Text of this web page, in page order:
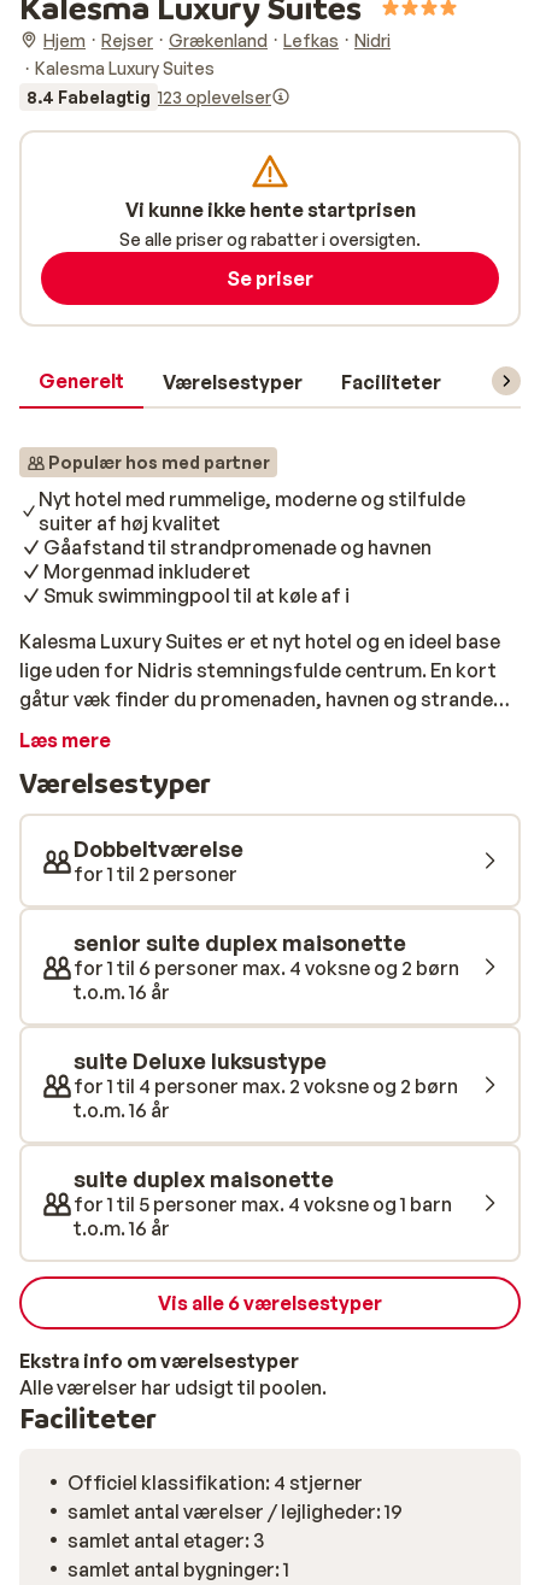
Hjem Rejser Grækenland Lefkas
Nidri
Kalesma Luxury Suites
8.4 Fabelagtig 123 oplevelser
Generelt Værelsestyper Faciliteter
Populær hos med partner
Nyt hotel med rummelige, moderne og stilfulde
suiter af høj kvalitet
Gåafstand til strandpromenade og havnen
Morgenmad inkluderet
Smuk swimmingpool til at køle af i
Kalesma Luxury Suites er et nyt hotel og en ideel base
lige uden for Nidris stemningsfulde centrum. En kort
gåtur væk finder du promenaden, havnen og stranden;
Perfekt til en afslappende dag ude. De rummelige,
komfort og bekvemmelighed til et ubekymret ophold.
Din dag starter godt med en lækker morgenmad, og
ejeren Katerina og hendes team er klar til at byde dig
velkommen med deres personlige, græske gæstfrihed.
Har du en lejebil? Intet problem, der er masser af
parkeringspladser. Mellem udflugterne er poolen det
perfekte sted at køle af, mens du nyder en
forfriskende drink i den hyggelige poolbar.
Læs mere
Værelsestyper
Dobbeltværelse
for 1 til 2 personer
senior suite duplex maisonette
for 1 til 6 personer max. 4 voksne og 2 børn
t.o.m. 16 år
suite Deluxe luksustype
for 1 til 4 personer max. 2 voksne og 2 børn
t.o.m. 16 år
suite duplex maisonette
for 1 til 5 personer max. 4 voksne og 1 barn
t.o.m. 16 år
Vis alle 6 værelsestyper
Ekstra info om værelsestyper
Alle værelser har udsigt til poolen.
Faciliteter
Officiel klassifikation: 4 stjerner
samlet antal værelser / lejligheder: 19
samlet antal etager: 3
samlet antal bygninger: 1
Vi kunne ikke hente startprisen
Se alle priser og rabatter i oversigten.
Se priser